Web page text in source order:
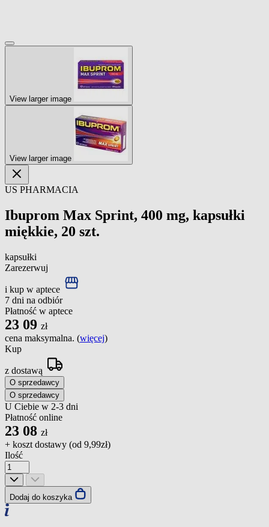
View larger image
View larger image
US PHARMACIA
Ibuprom Max Sprint, 400 mg, kapsułki
miękkie, 20 szt.
kapsułki
Zarezerwuj
i kup w aptece
7 dni na odbiór
Płatność w aptece
23 09 zł
cena maksymalna. (więcej)
Kup
z dostawą
O sprzedawcy
O sprzedawcy
U Ciebie w 2-3 dni
Płatność online
23 08 zł
+ koszt dostawy (od 9,99zł)
Ilość
Dodaj do koszyka